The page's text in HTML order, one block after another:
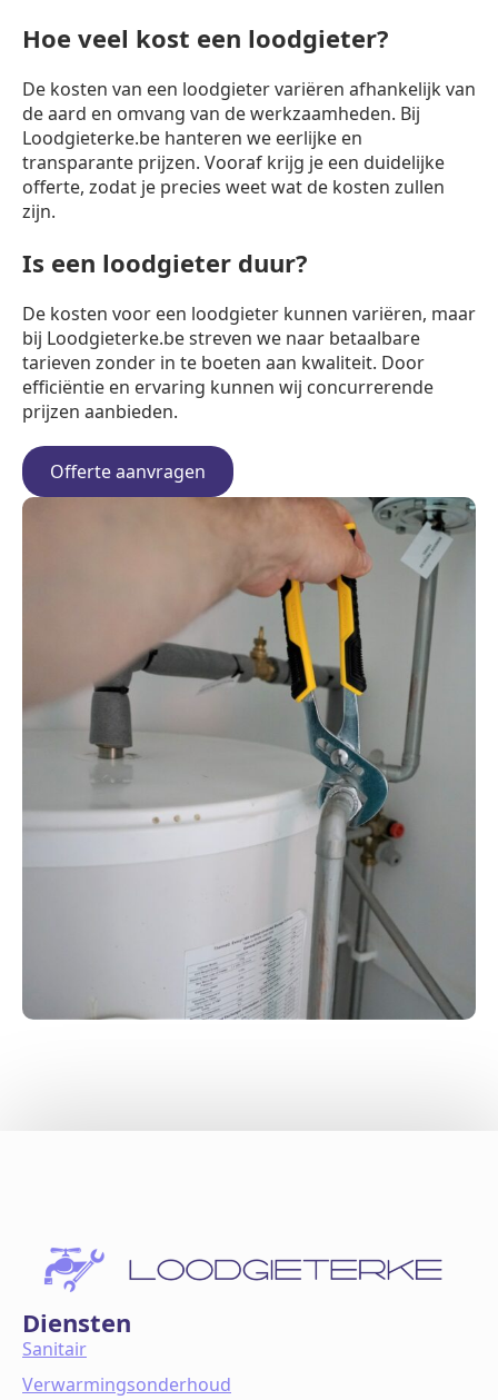
Hoe veel kost een loodgieter?
De kosten van een loodgieter variëren afhankelijk van
de aard en omvang van de werkzaamheden. Bij
Loodgieterke.be hanteren we eerlijke en
transparante prijzen. Vooraf krijg je een duidelijke
offerte, zodat je precies weet wat de kosten zullen
zijn.
Is een loodgieter duur?
De kosten voor een loodgieter kunnen variëren, maar
bij Loodgieterke.be streven we naar betaalbare
tarieven zonder in te boeten aan kwaliteit. Door
efficiëntie en ervaring kunnen wij concurrerende
prijzen aanbieden.
Offerte aanvragen
Diensten
Sanitair
Verwarmingsonderhoud